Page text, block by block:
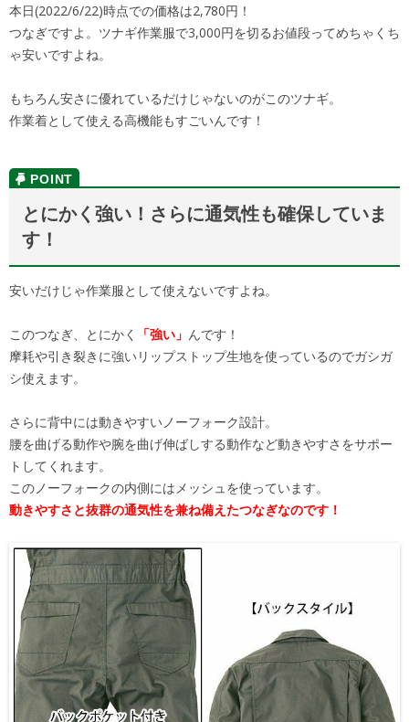
本日(2022/6/22)時点での価格は2,780円！
つなぎですよ。ツナギ作業服で3,000円を切るお値段ってめちゃくち
ゃ安いですよね。
もちろん安さに優れているだけじゃないのがこのツナギ。
作業着として使える高機能もすごいんです！
とにかく強い！さらに通気性も確保していま
す！
安いだけじゃ作業服として使えないですよね。
このつなぎ、とにかく 「強い」 んです！
摩耗や引き裂きに強いリップストップ生地を使っているのでガシガ
シ使えます。
さらに背中には動きやすいノーフォーク設計。
腰を曲げる動作や腕を曲げ伸ばしする動作など動きやすさをサポー
トしてくれます。
このノーフォークの内側にはメッシュを使っています。
動きやすさと抜群の通気性を兼ね備えたつなぎなのです！